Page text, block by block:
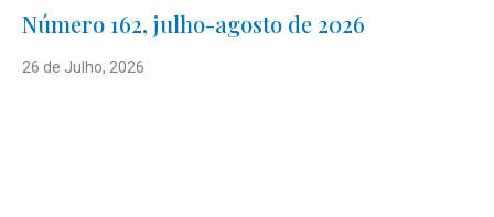
Número 162, julho-agosto de 2026
26 de Julho, 2026